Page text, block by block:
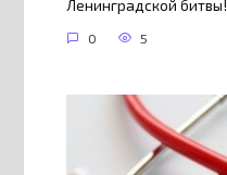
Ленинградской битвы!
0 5